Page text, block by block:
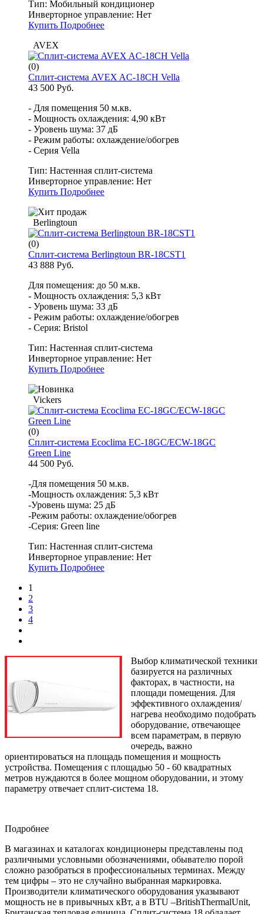
Тип: Мобильный кондиционер
Инверторное управление: Нет
Купить Подробнее
AVEX
(0)
Сплит-система AVEX AC-18CH Vella
43 500 Руб.
- Для помещения 50 м.кв.
- Мощность охлаждения: 4,90 кВт
- Уровень шума: 37 дБ
- Режим работы: охлаждение/обогрев
- Серия Vella
Тип: Настенная сплит-система
Инверторное управление: Нет
Купить Подробнее
Berlingtoun
(0)
Сплит-система Berlingtoun BR-18CST1
43 888 Руб.
Для помещения: до 50 м.кв.
- Мощность охлаждения: 5,3 кВт
- Уровень шума: 33 дБ
- Режим работы: охлаждение/обогрев
- Серия: Bristol
Тип: Настенная сплит-система
Инверторное управление: Нет
Купить Подробнее
Vickers
(0)
Сплит-система Ecoclima EC-18GC/ECW-18GC
Green Line
44 500 Руб.
-Для помещения 50 м.кв.
-Мощность охлаждения: 5,3 кВт
-Уровень шума: 25 дБ
-Режим работы: охлаждение/обогрев
-Серия: Green line
Тип: Настенная сплит-система
Инверторное управление: Нет
Купить Подробнее
1
2
3
4
Выбор климатической техники
базируется на различных
факторах, в частности, на
площади помещения. Для
эффективного охлаждения/
нагрева необходимо подобрать
оборудование, отвечающее
всем параметрам, в первую
очередь, важно
ориентироваться на площадь помещения и мощность
устройства. Помещения с площадью 50 - 60 квадратных
метров нуждаются в более мощном оборудовании, и этому
параметру отвечает сплит-система 18.
Подробнее
В магазинах и каталогах кондиционеры представлены под
различными условными обозначениями, обывателю порой
сложно разобраться в профессиональных терминах. Между
тем цифры – это не случайно выбранная маркировка.
Производители климатического оборудования указывают
мощность не в привычных кВт, а в BTU –BritishThermalUnit,